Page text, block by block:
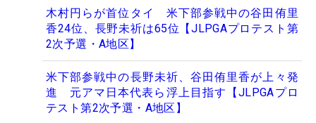
木村円らが首位タイ 米下部参戦中の谷田侑里
香24位、長野未祈は65位【JLPGAプロテスト第
2次予選・A地区】
米下部参戦中の長野未祈、谷田侑里香が上々発
進 元アマ日本代表ら浮上目指す【JLPGAプロ
テスト第2次予選・A地区】